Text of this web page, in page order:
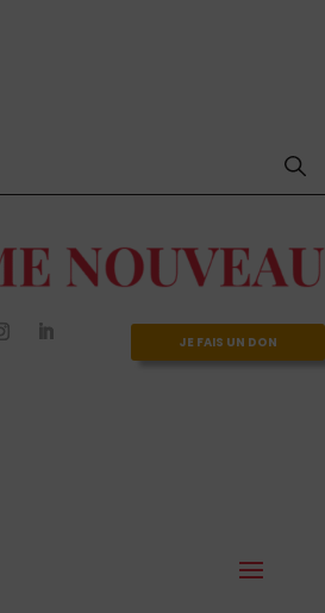
JE FAIS UN DON